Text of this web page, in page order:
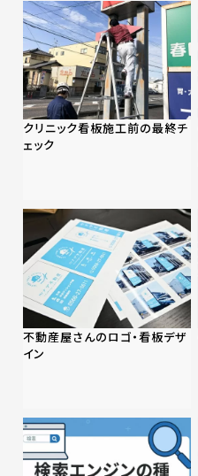
クリニック看板施工前の最終チ
ェック
不動産屋さんのロゴ・看板デザ
イン